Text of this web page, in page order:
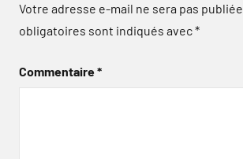
Votre adresse e-mail ne sera pas publiée.
obligatoires sont indiqués avec*
Commentaire*